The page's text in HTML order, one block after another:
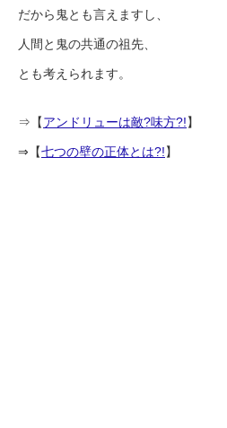
だから鬼とも言えますし、
人間と鬼の共通の祖先、
とも考えられます。
⇒【アンドリューは敵?味方?!】
⇒【七つの壁の正体とは?!】